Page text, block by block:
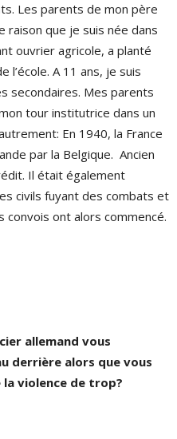
Les parents de mon père
raison que je suis née dans
ouvrier agricole, a planté
l’école. A 11 ans, je suis
secondaires. Mes parents
tour institutrice dans un
En 1940, la France
par la Belgique. Ancien
Il était également
civils fuyant des combats et
convois ont alors commencé.
allemand vous
derrière alors que vous
la violence de trop?